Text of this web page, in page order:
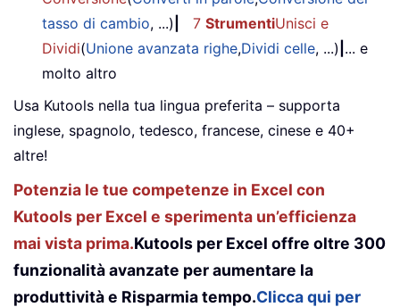
tasso di cambio, ...) 7 StrumentiUnisci e
Dividi(Unione avanzata righe,Dividi celle, ...) ... e
molto altro
Usa Kutools nella tua lingua preferita – supporta
inglese, spagnolo, tedesco, francese, cinese e 40+
altre!
Potenzia le tue competenze in Excel con
Kutools per Excel e sperimenta un’efficienza
mai vista prima.Kutools per Excel offre oltre 300
funzionalità avanzate per aumentare la
produttività e Risparmia tempo.Clicca qui per